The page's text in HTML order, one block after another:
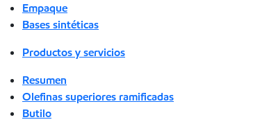
Empaque
Bases sintéticas
Productos y servicios
Resumen
Olefinas superiores ramificadas
Butilo